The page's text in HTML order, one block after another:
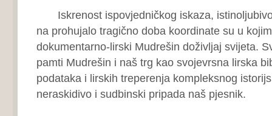
Iskrenost ispovjedničkog iskaza,
na prohujalo tragično doba koordinate su u
dokumentarno-lirski Mudrešin doživljaj svijeta.
pamti Mudrešin i naš trg kao svojevrsna lirska
podataka i lirskih treperenja kompleksnog
neraskidivo i sudbinski pripada naš pjesnik.